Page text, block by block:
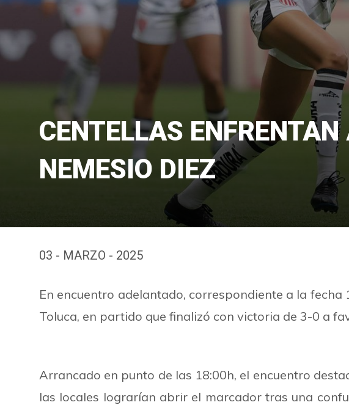
CENTELLAS
NEMESIO DIEZ
03 - MARZO - 2025
En encuentro adelantado, correspondiente a la
Toluca, en partido que finalizó con victoria de 3-0 a
Arrancado en punto de las 18:00h, el encuentro
las locales lograrían abrir el marcador tras una